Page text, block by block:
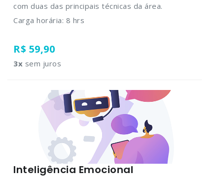
com duas das principais técnicas da área.
Carga horária: 8 hrs
R$ 59,90
3x sem juros
Inteligência Emocional